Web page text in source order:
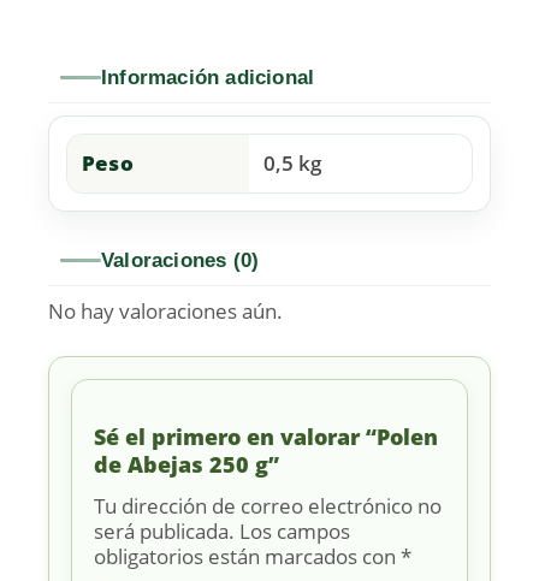
Información adicional
Peso 0,5 kg
Valoraciones (0)
No hay valoraciones aún.
Sé el primero en valorar “Polen
de Abejas 250 g”
Tu dirección de correo electrónico no
será publicada. Los campos
obligatorios están marcados con *